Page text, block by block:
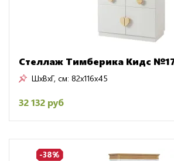
Стеллаж Тимберика Кидс
ШxВxГ, см: 82x116x45
32 132 руб
-38%